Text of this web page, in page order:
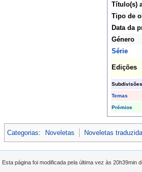
Título(s)
Tipo de
Data da
Género
Série
Edições
Subdivisões
Temas
Prémios
Categorias: Noveletas Noveletas
Esta página foi modificada pela última vez às 20h39min